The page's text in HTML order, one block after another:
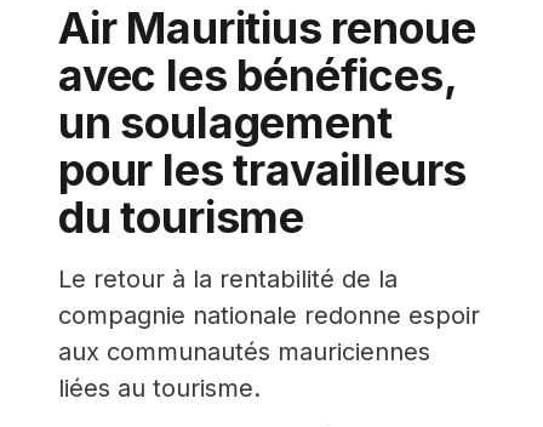
Air Mauritius renoue
avec les bénéfices,
un soulagement
pour les travailleurs
du tourisme
Le retour à la rentabilité de la
compagnie nationale redonne espoir
aux communautés mauriciennes
liées au tourisme.